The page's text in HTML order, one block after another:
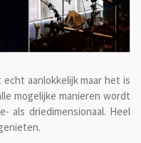
aanlokkelijk maar het is
mogelijke manieren wordt
als driedimensionaal. Heel